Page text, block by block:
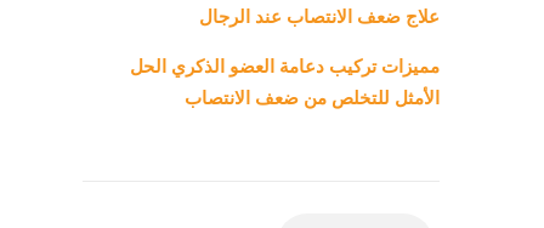
علاج ضعف الانتصاب عند الرجال
مميزات تركيب دعامة العضو الذكري الحل
الأمثل للتخلص من ضعف الانتصاب